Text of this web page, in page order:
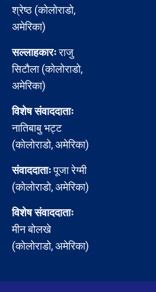
श्रेष्ठ (कोलोराडो,
अमेरिका)
सल्लाहकारःराजु
सिटौला (कोलोराडो,
अमेरिका)
विशेष संवाददाताः
नातिबाबु भट्ट
(कोलोराडो, अमेरिका)
संवाददाताःपूजा रेग्मी
(कोलोराडो, अमेरिका)
विशेष संवाददाताः
मीन बोलखे
(कोलोराडो, अमेरिका)